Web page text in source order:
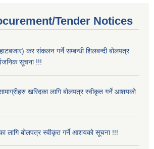
Tender Notices
हाटबजार) कर संकलन गर्ने सम्बन्धी शिलबन्दी बोलपत्र
सूचना !!!
खरिदका लागि बोलपत्र स्वीकृत गर्ने आशयको
लागि बोलपत्र स्वीकृत गर्ने आशयको सूचना !!!